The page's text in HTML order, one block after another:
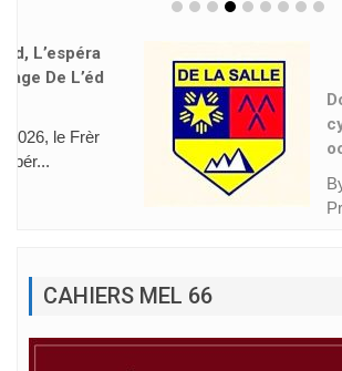
Cy, The
Ools In Egypt
By George
Prom 1974)
s...
CAHIERS MEL 66